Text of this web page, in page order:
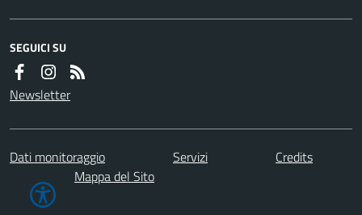
SEGUICI SU
Newsletter
Dati monitoraggio Servizi
Credits
Mappa del Sito